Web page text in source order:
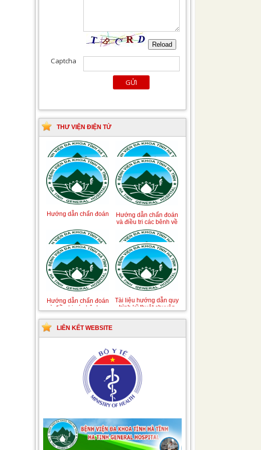
THƯ VIỆN ĐIỆN TỬ
Tài liệu Hướng dẫn
phòng ngừa nhiễm
khuẩn vết mổ
Hướng dẫn chẩn đoán
và điều trị một số bệnh
truyền nhiễm
Hướng dẫn quy trình kỹ
thuật Chuyên khoa
Phẫu thuật Tiết niệu
Hướng dẫn Quy trình
LIÊN KẾT WEBSITE